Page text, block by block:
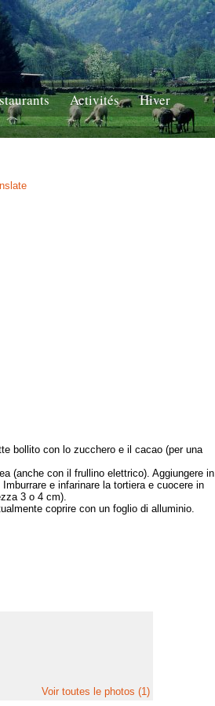
Activités Hiver
bollito con lo zucchero e il cacao (per una
(anche con il frullino elettrico). Aggiungere in
e infarinare la tortiera e cuocere in
3 o 4 cm).
coprire con un foglio di alluminio.
Voir toutes le photos (1)